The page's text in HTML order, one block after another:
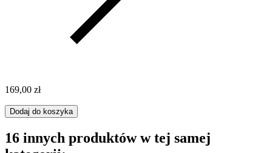
169,00 zł
Dodaj do koszyka
16 innych produktów w tej samej